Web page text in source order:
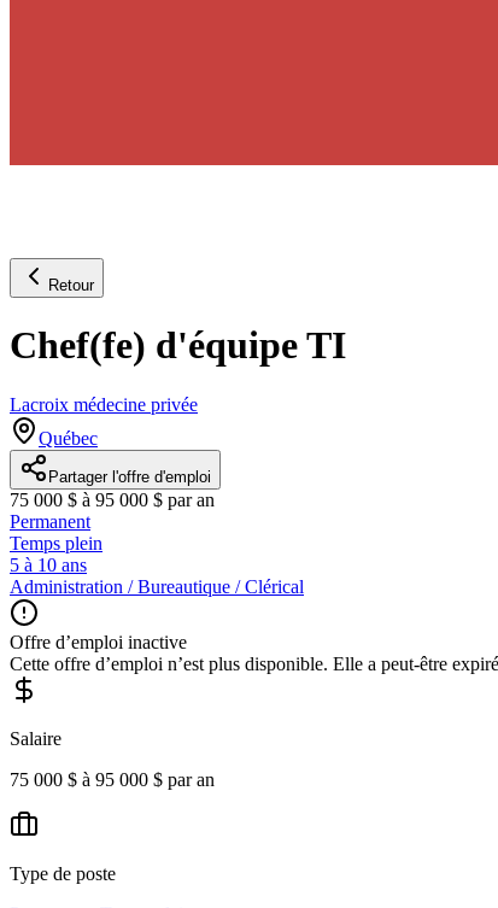
Retour
Chef(fe) d'équipe TI
Lacroix médecine privée
Québec
Partager l'offre d'emploi
75 000 $ à 95 000 $ par an
Permanent
Temps plein
5 à 10 ans
Administration / Bureautique / Clérical
Offre d’emploi inactive
Cette offre d’emploi n’est plus disponible. Elle a peut-être
Salaire
75 000 $ à 95 000 $ par an
Type de poste